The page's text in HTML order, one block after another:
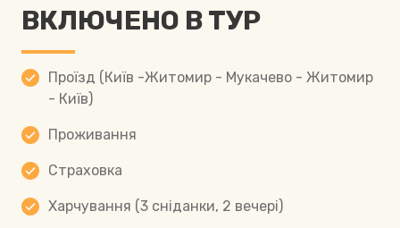
ВКЛЮЧЕНО В ТУР
Проїзд (Київ -Житомир - Мукачево - Житомир
- Київ)
Проживання
Страховка
Харчування (3 сніданки, 2 вечері)